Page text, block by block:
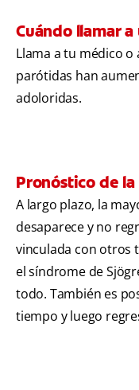
Cuándo llamar
Llama a tu médico
parótidas han
adoloridas.
Pronóstico de
A largo plazo, la
desaparece y no
vinculada con otros
el síndrome de
todo. También es
tiempo y luego